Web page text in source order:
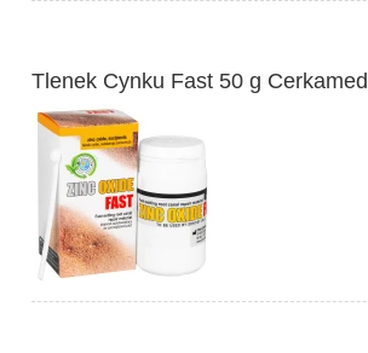
Tlenek Cynku Fast 50 g Cerkamed